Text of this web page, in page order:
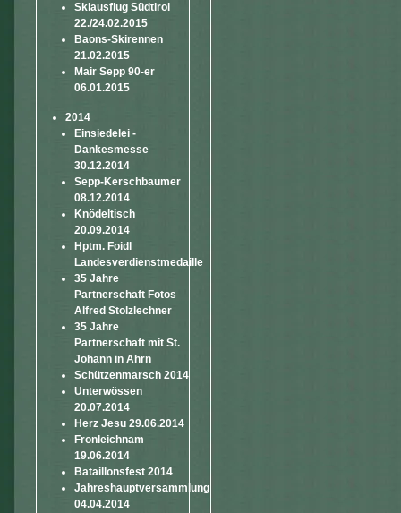
Skiausflug Südtirol
22./24.02.2015
Baons-Skirennen
21.02.2015
Mair Sepp 90-er
06.01.2015
2014
Einsiedelei -
Dankesmesse
30.12.2014
Sepp-Kerschbaumer
08.12.2014
Knödeltisch
20.09.2014
Hptm. Foidl
Landesverdienstmedaille
35 Jahre
Partnerschaft Fotos
Alfred Stolzlechner
35 Jahre
Partnerschaft mit St.
Johann in Ahrn
Schützenmarsch 2014
Unterwössen
20.07.2014
Herz Jesu 29.06.2014
Fronleichnam
19.06.2014
Bataillonsfest 2014
Jahreshauptversammlung
04.04.2014